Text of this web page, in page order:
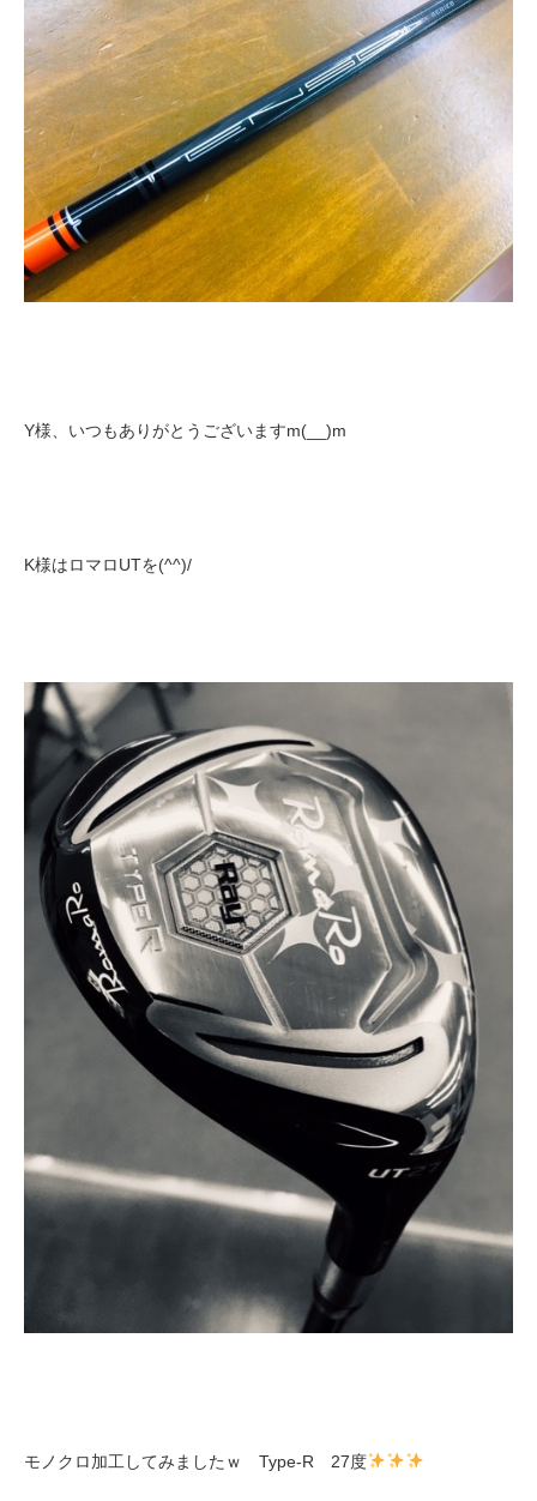
Y様、いつもありがとうございますm(__)m
K様はロマロUTを(^^)/
モノクロ加工してみましたｗ Type-R 27度